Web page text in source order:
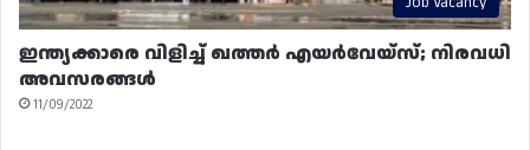
ഇന്ത്യക്കാരെ വിളിച്ച് ഖത്തർ എയർവേയ്‌സ്; നിരവധി
അവസരങ്ങൾ
11/09/2022